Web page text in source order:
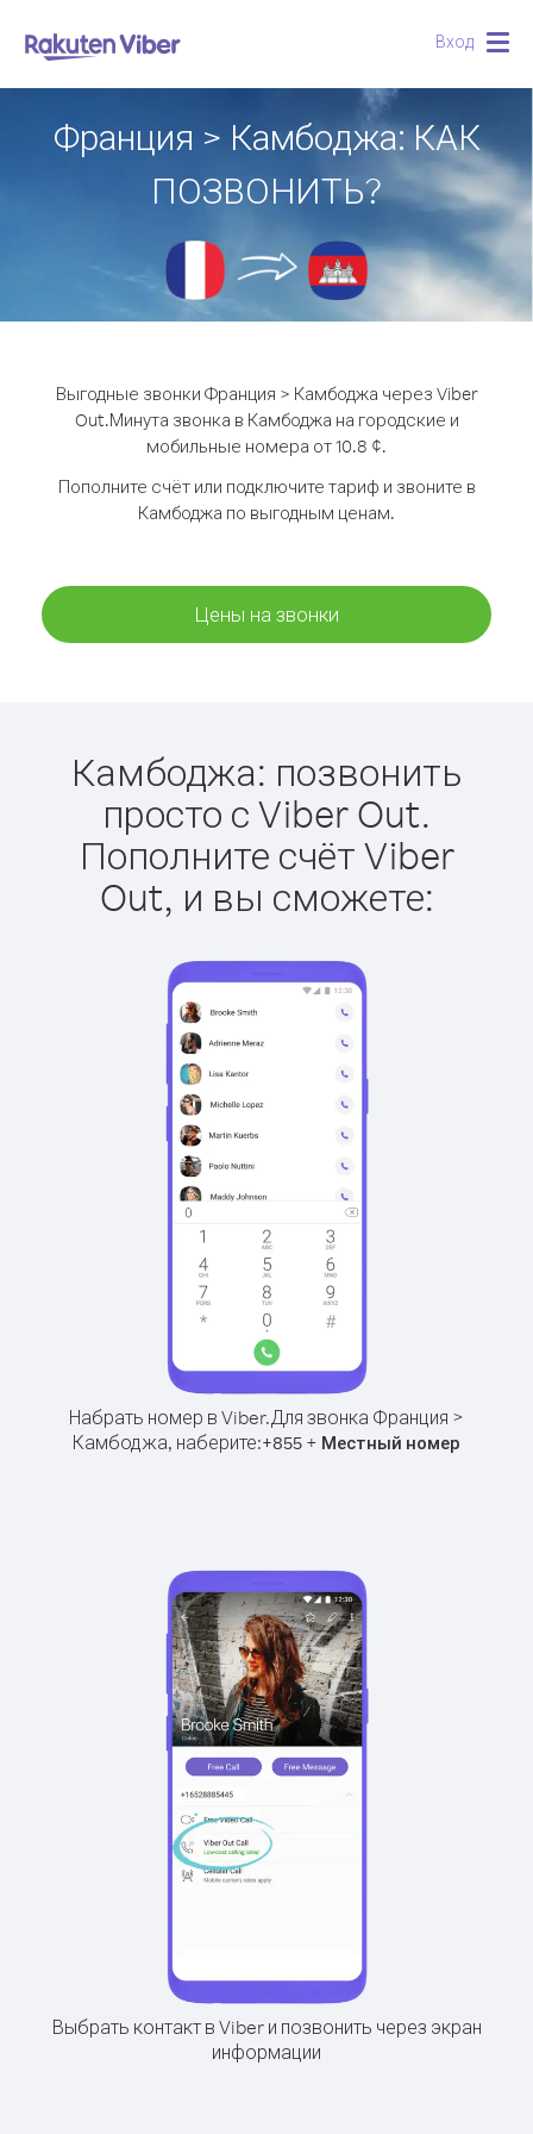
Вход
Франция > Камбоджа: КАК
ПОЗВОНИТЬ?
Выгодные звонки Франция > Камбоджа через Viber
Out.Минута звонка в Камбоджа на городские и
мобильные номера от 10.8 ¢.
Пополните счёт или подключите тариф и звоните в
Камбоджа по выгодным ценам.
Цены на звонки
Камбоджа: позвонить
просто с Viber Out.
Пополните счёт Viber
Out, и вы сможете:
Набрать номер в Viber.Для звонка Франция >
Камбоджа, наберите:+855 + Местный номер
Выбрать контакт в Viber и позвонить через экран
информации